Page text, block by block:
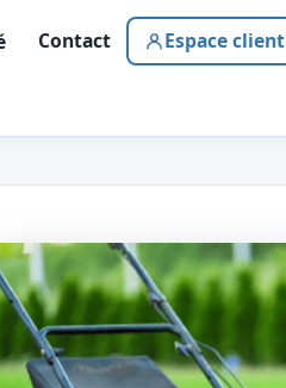
Contact Espace client